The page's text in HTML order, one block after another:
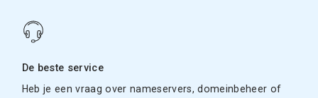
De beste service
Heb je een vraag over nameservers, domeinbeheer of